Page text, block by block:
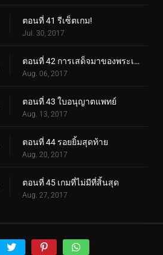
ตอนที่ 41 รีเซ็ตเกม!
Jul. 30, 2017
ตอนที่ 42 การเสด็จมาของพระเจ้า!
Aug. 06, 2017
ตอนที่ 43 ใบอนุญาตแพทย์
Aug. 13, 2017
ตอนที่ 44 รอยยิ้มสุดท้าย
Aug. 20, 2017
ตอนที่ 45 เกมที่ไม่มีที่สิ้นสุด
Aug. 27, 2017